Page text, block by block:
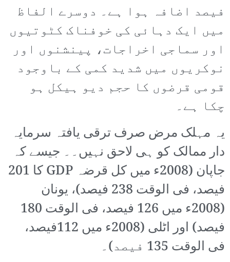
فیصد اضافہ ہوا ہے۔ دوسرے الفاظ
میں ایک دہائی کی خوفناک کٹوتیوں
اور سماجی اخراجات، پینشنوں اور
نوکریوں میں شدید کمی کے باوجود
قومی قرضوں کا حجم دیو ہیکل ہو
چکا ہے۔
یہ مہلک مرض صرف ترقی یافتہ سرمایہ
دار ممالک کو ہی لاحق نہیں۔۔ جیسے کہ
جاپان (2008ء میں کل قرضہ GDP کا 201
فیصد، فی الوقت 238 فیصد)، یونان
(2008ء میں 126 فیصد، فی الوقت 180
فیصد) اور اٹلی (2008ء میں 112فیصد،
فی الوقت 135 فیصد)۔